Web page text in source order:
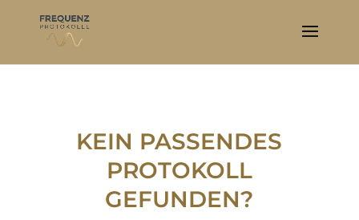
KEIN PASSENDES
PROTOKOLL
GEFUNDEN?